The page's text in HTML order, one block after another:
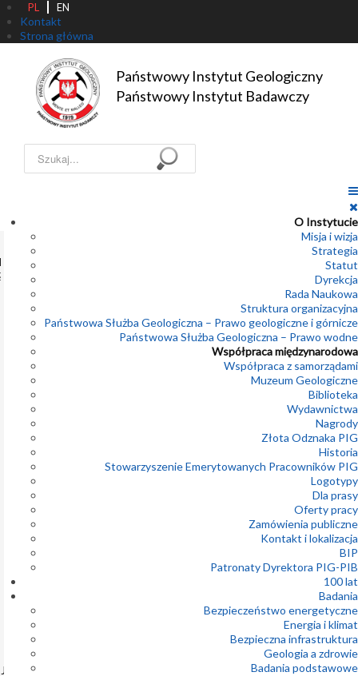
PL EN
Kontakt
Strona główna
Państwowy Instytut Geologiczny
Państwowy Instytut Badawczy
Szukaj...
O Instytucie
Misja i wizja
Strategia
Statut
Dyrekcja
Rada Naukowa
Struktura organizacyjna
Państwowa Służba Geologiczna – Prawo geologiczne i górnicze
Państwowa Służba Geologiczna – Prawo wodne
Współpraca międzynarodowa
Współpraca z samorządami
Muzeum Geologiczne
Biblioteka
Wydawnictwa
Nagrody
Złota Odznaka PIG
Historia
Stowarzyszenie Emerytowanych Pracowników PIG
Logotypy
Dla prasy
Oferty pracy
Zamówienia publiczne
Kontakt i lokalizacja
BIP
Patronaty Dyrektora PIG-PIB
100 lat
Badania
Bezpieczeństwo energetyczne
Energia i klimat
Bezpieczna infrastruktura
Geologia a zdrowie
Badania podstawowe
82. rocznica
wybuchu
Powstania
Warszawskiego
01-08-2026
Prognoza
hydrogeologiczna
PSG 7/2026
31-07-2026
Komunikat o
awarii telefonii
stacjonarnej
31-07-2026
Ostrzeżenie
hydrogeologiczne
PSG nr 7/2026
Wystawa
„Powstańcy
Warszawscy –
geografowie,
16
listopad
2026
Jubileuszowa
AKTUALNOŚCI
KALENDARIUM